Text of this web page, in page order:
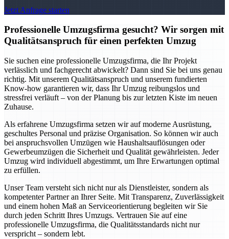
Jetzt Anfrage starten
Professionelle Umzugsfirma gesucht? Wir sorgen mit
Qualitätsanspruch für einen perfekten Umzug
Sie suchen eine professionelle Umzugsfirma, die Ihr Projekt
verlässlich und fachgerecht abwickelt? Dann sind Sie bei uns genau
richtig. Mit unserem Qualitätsanspruch und unserem fundierten
Know-how garantieren wir, dass Ihr Umzug reibungslos und
stressfrei verläuft – von der Planung bis zur letzten Kiste im neuen
Zuhause.
Als erfahrene Umzugsfirma setzen wir auf moderne Ausrüstung,
geschultes Personal und präzise Organisation. So können wir auch
bei anspruchsvollen Umzügen wie Haushaltsauflösungen oder
Gewerbeumzügen die Sicherheit und Qualität gewährleisten. Jeder
Umzug wird individuell abgestimmt, um Ihre Erwartungen optimal
zu erfüllen.
Unser Team versteht sich nicht nur als Dienstleister, sondern als
kompetenter Partner an Ihrer Seite. Mit Transparenz, Zuverlässigkeit
und einem hohen Maß an Serviceorientierung begleiten wir Sie
durch jeden Schritt Ihres Umzugs. Vertrauen Sie auf eine
professionelle Umzugsfirma, die Qualitätsstandards nicht nur
verspricht – sondern lebt.